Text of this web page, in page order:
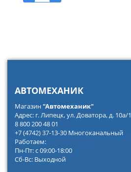
АВТОМЕХАНИК
Магазин"Автомеханик"
Адрес: г. Липецк, ул. Доватора, д. 10а/1
8 800 200 48 01
+7 (4742) 37-13-30 Многоканальный
Работаем:
Пн-Пт: с 09:00-18:00
Сб-Вс: Выходной